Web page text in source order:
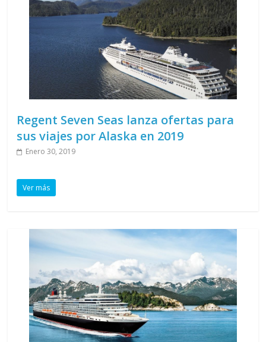
Regent Seven Seas lanza ofertas para
sus viajes por Alaska en 2019
Enero 30, 2019
Ver más